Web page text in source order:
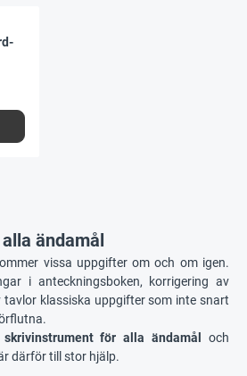
ändamål
vissa uppgifter om och om igen.
i anteckningsboken, korrigering av
tavlor klassiska uppgifter som inte snart
för alla ändamål
och
därför till stor hjälp.